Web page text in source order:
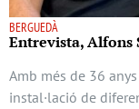
BERGUEDÀ
Entrevista, Alfons
Amb més de 36
instal·lació de